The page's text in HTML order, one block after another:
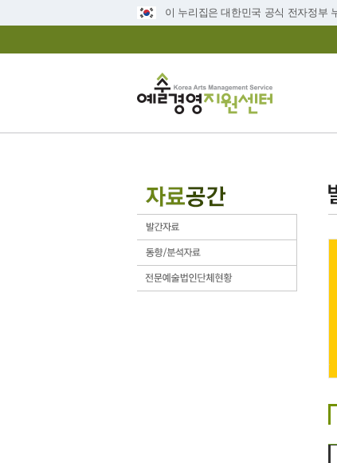
이 누리집은 대한민국 공식 전자정부